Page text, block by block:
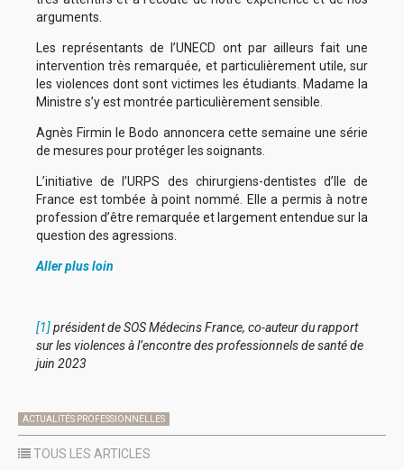
arguments.
Les représentants de l’UNECD ont par ailleurs fait une
intervention très remarquée, et particulièrement utile, sur
les violences dont sont victimes les étudiants. Madame la
Ministre s’y est montrée particulièrement sensible.
Agnès Firmin le Bodo annoncera cette semaine une série
de mesures pour protéger les soignants.
L’initiative de l’URPS des chirurgiens-dentistes d’Ile de
France est tombée à point nommé. Elle a permis à notre
profession d’être remarquée et largement entendue sur la
question des agressions.
Aller plus loin
[1]président de SOS Médecins France, co-auteur du rapport
sur les violences à l’encontre des professionnels de santé de
juin 2023
ACTUALITÉS PROFESSIONNELLES
TOUS LES ARTICLES